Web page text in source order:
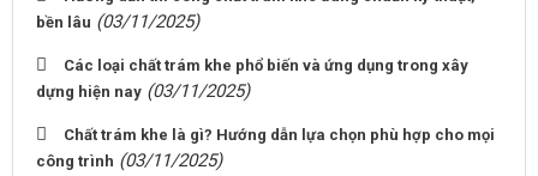
bền lâu (03/11/2025)
Các loại chất trám khe phổ biến và ứng dụng trong xây
dựng hiện nay (03/11/2025)
Chất trám khe là gì? Hướng dẫn lựa chọn phù hợp cho mọi
công trình (03/11/2025)